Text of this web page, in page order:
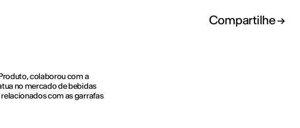
Compartilhe
colaborou com a
no mercado de bebidas
com as garrafas